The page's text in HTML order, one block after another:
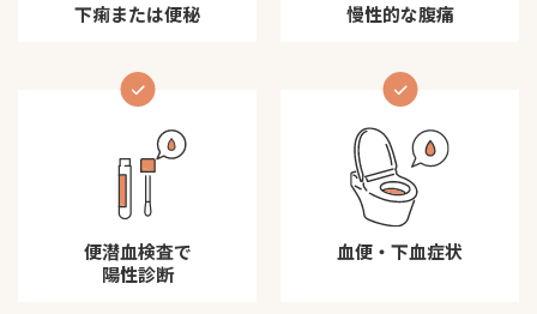
下痢または便秘 慢性的な腹痛
便潜血検査で
陽性診断
血便・下血症状